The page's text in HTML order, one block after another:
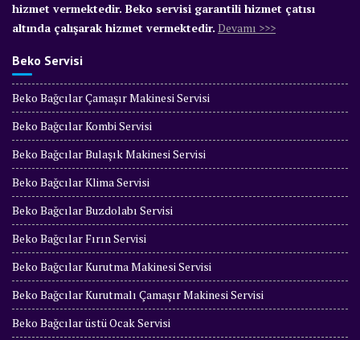
hizmet vermektedir. Beko servisi garantili hizmet çatısı
altında çalışarak hizmet vermektedir. Devamı >>>
Beko Servisi
Beko Bağcılar Çamaşır Makinesi Servisi
Beko Bağcılar Kombi Servisi
Beko Bağcılar Bulaşık Makinesi Servisi
Beko Bağcılar Klima Servisi
Beko Bağcılar Buzdolabı Servisi
Beko Bağcılar Fırın Servisi
Beko Bağcılar Kurutma Makinesi Servisi
Beko Bağcılar Kurutmalı Çamaşır Makinesi Servisi
Beko Bağcılar üstü Ocak Servisi